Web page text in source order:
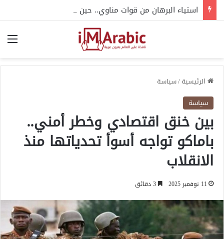
الرئيسية/سياسة
سياسة
بين خنق اقتصادي وخطر أمني..
باماكو تواجه أسوأ تحدياتها منذ
الانقلاب
11 نوفمبر 2025